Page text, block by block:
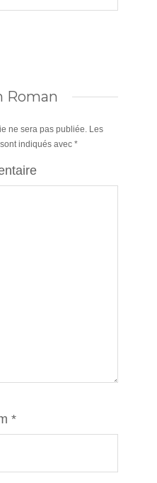
Roman
ne sera pas publiée. Les
indiqués avec *
*